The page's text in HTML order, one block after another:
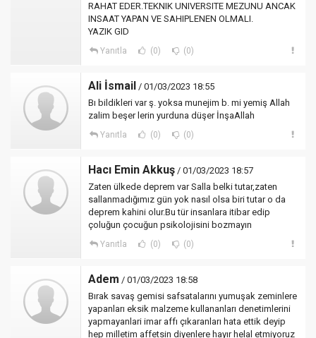
RAHAT EDER.TEKNIK UNIVERSITE MEZUNU ANCAK
INSAAT YAPAN VE SAHIPLENEN OLMALI.
YAZIK GID
Yanıtla (0) (0)
Ali İsmail / 01/03/2023 18:55
Bı bildikleri var ş. yoksa munejim b. mi yemiş Allah
zalim beşer lerin yurduna düşer İnşaAllah
Yanıtla (0) (0)
Hacı Emin Akkuş / 01/03/2023 18:57
Zaten ülkede deprem var Salla belki tutar,zaten
sallanmadığımız gün yok nasıl olsa biri tutar o da
deprem kahini olur.Bu tür insanlara itibar edip
çoluğun çocuğun psikolojisini bozmayın
Yanıtla (0) (0)
Adem / 01/03/2023 18:58
Bırak savaş gemisi safsatalarını yumuşak zeminlere
yapanları eksik malzeme kullananları denetimlerini
yapmayanlari imar affı çıkaranları hata ettik deyip
hep milletim affetsin diyenlere hayır helal etmiyoruz